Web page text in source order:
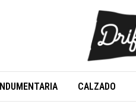
CALZADO